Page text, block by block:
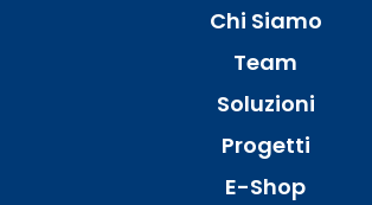
Chi Siamo
Team
Soluzioni
Progetti
E-Shop